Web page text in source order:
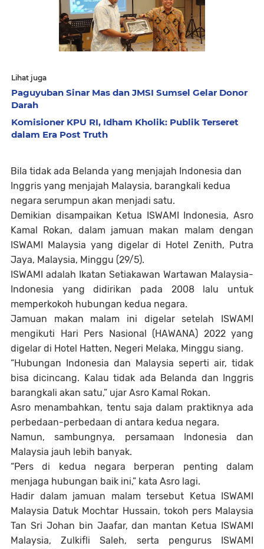
Lihat juga
Paguyuban Sinar Mas dan JMSI Sumsel Gelar Donor
Darah
Komisioner KPU RI, Idham Kholik: Publik Terseret
dalam Era Post Truth
Bila tidak ada Belanda yang menjajah Indonesia dan
Inggris yang menjajah Malaysia, barangkali kedua
negara serumpun akan menjadi satu.
Demikian disampaikan Ketua ISWAMI Indonesia, Asro
Kamal Rokan, dalam jamuan makan malam dengan
ISWAMI Malaysia yang digelar di Hotel Zenith, Putra
Jaya, Malaysia, Minggu (29/5).
ISWAMI adalah Ikatan Setiakawan Wartawan Malaysia-
Indonesia yang didirikan pada 2008 lalu untuk
memperkokoh hubungan kedua negara.
Jamuan makan malam ini digelar setelah ISWAMI
mengikuti Hari Pers Nasional (HAWANA) 2022 yang
digelar di Hotel Hatten, Negeri Melaka, Minggu siang.
“Hubungan Indonesia dan Malaysia seperti air, tidak
bisa dicincang. Kalau tidak ada Belanda dan Inggris
barangkali akan satu,” ujar Asro Kamal Rokan.
Asro menambahkan, tentu saja dalam praktiknya ada
perbedaan-perbedaan di antara kedua negara.
Namun, sambungnya, persamaan Indonesia dan
Malaysia jauh lebih banyak.
“Pers di kedua negara berperan penting dalam
menjaga hubungan baik ini,” kata Asro lagi.
Hadir dalam jamuan malam tersebut Ketua ISWAMI
Malaysia Datuk Mochtar Hussain, tokoh pers Malaysia
Tan Sri Johan bin Jaafar, dan mantan Ketua ISWAMI
Malaysia, Zulkifli Saleh, serta pengurus ISWAMI